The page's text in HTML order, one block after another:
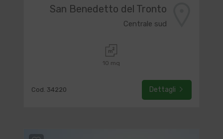
San Benedetto del Tronto
Centrale sud
10 mq
Cod. 34220 Dettagli